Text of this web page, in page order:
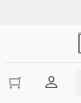
ورود به